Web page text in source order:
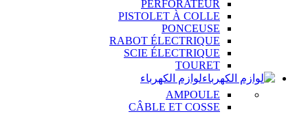
PERFORATEUR
PISTOLET À COLLE
PONCEUSE
RABOT ÉLECTRIQUE
SCIE ÉLECTRIQUE
TOURET
لوازم الكهرباء
AMPOULE
CÂBLE ET COSSE